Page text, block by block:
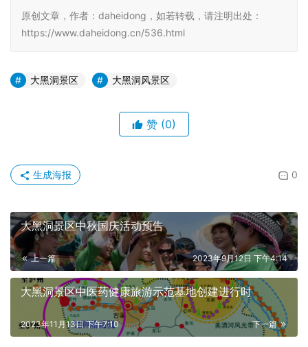
原创文章，作者：daheidong，如若转载，请注明出处：
https://www.daheidong.cn/536.html
大黑洞景区 大黑洞风景区
赞 (0)
0
生成海报
大黑洞景区中秋国庆活动预告
上一篇 2023年9月12日 下午4:14
大黑洞景区中医药健康旅游示范基地创建进行时
下一篇
2023年11月13日 下午7:10